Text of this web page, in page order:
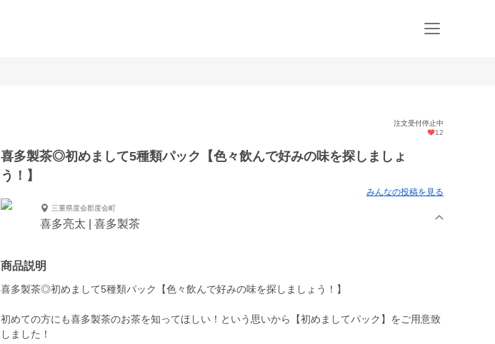
注文受付停止中
12
喜多製茶◎初めまして5種類パック【色々飲んで好みの味を探しましょ
う！】
みんなの投稿を見る
三重県度会郡度会町
喜多亮太 | 喜多製茶
商品説明
喜多製茶◎初めまして5種類パック【色々飲んで好みの味を探しましょう！】
初めての方にも喜多製茶のお茶を知ってほしい！という思いから【初めましてパック】をご用意致
しました！